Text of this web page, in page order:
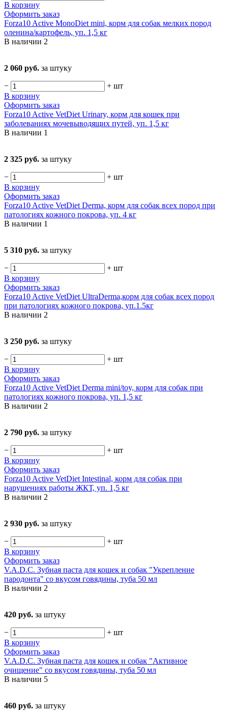
В корзину
Оформить заказ
Forza10 Active MonoDiet mini, корм для собак мелких пород
оленина/картофель, уп. 1,5 кг
В наличии 2
2 060 руб. за штуку
− + шт
В корзину
Оформить заказ
Forza10 Active VetDiet Urinary, корм для кошек при
заболеваниях мочевыводящих путей, уп. 1,5 кг
В наличии 1
2 325 руб. за штуку
− + шт
В корзину
Оформить заказ
Forza10 Active VetDiet Derma, корм для собак всех пород при
патологиях кожного покрова, уп. 4 кг
В наличии 1
5 310 руб. за штуку
− + шт
В корзину
Оформить заказ
Forza10 Active VetDiet UltraDerma,корм для собак всех пород
при патологиях кожного покрова, уп.1.5кг
В наличии 2
3 250 руб. за штуку
− + шт
В корзину
Оформить заказ
Forza10 Active VetDiet Derma mini/toy, корм для собак при
патологиях кожного покрова, уп. 1,5 кг
В наличии 2
2 790 руб. за штуку
− + шт
В корзину
Оформить заказ
Forza10 Active VetDiet Intestinal, корм для собак при
нарушениях работы ЖКТ, уп. 1,5 кг
В наличии 2
2 930 руб. за штуку
− + шт
В корзину
Оформить заказ
V.A.D.C. Зубная паста для кошек и собак "Укрепление
пародонта" со вкусом говядины, туба 50 мл
В наличии 2
420 руб. за штуку
− + шт
В корзину
Оформить заказ
V.A.D.C. Зубная паста для кошек и собак "Активное
очищение" со вкусом говядины, туба 50 мл
В наличии 5
460 руб. за штуку